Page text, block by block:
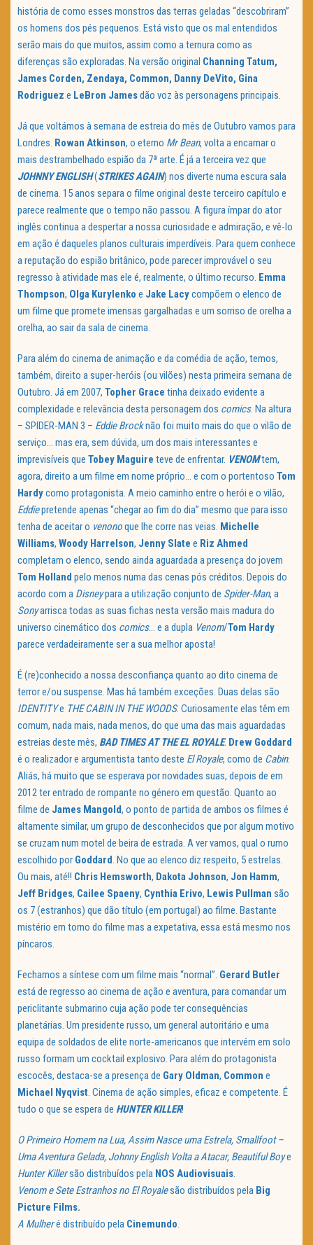
história de como esses monstros das terras geladas “descobriram”
os homens dos pés pequenos. Está visto que os mal entendidos
serão mais do que muitos, assim como a ternura como as
diferenças são exploradas. Na versão original Channing Tatum,
James Corden, Zendaya, Common, Danny DeVito, Gina
Rodriguez e LeBron Jamesdão voz às personagens principais.
Já que voltámos à semana de estreia do mês de Outubro vamos para
Londres. Rowan Atkinson, o eterno Mr Bean, volta a encarnar o
mais destrambelhado espião da 7ª arte. É já a terceira vez que
JOHNNY ENGLISH(STRIKES AGAIN) nos diverte numa escura sala
de cinema. 15 anos separa o filme original deste terceiro capítulo e
parece realmente que o tempo não passou. A figura ímpar do ator
inglês continua a despertar a nossa curiosidade e admiração, e vê-lo
em ação é daqueles planos culturais imperdíveis. Para quem conhece
a reputação do espião britânico, pode parecer improvável o seu
regresso à atividade mas ele é, realmente, o último recurso. Emma
Thompson, Olga Kurylenko e Jake Lacycompõem o elenco de
um filme que promete imensas gargalhadas e um sorriso de orelha a
orelha, ao sair da sala de cinema.
Para além do cinema de animação e da comédia de ação, temos,
também, direito a super-heróis (ou vilões) nesta primeira semana de
Outubro. Já em 2007, Topher Grace tinha deixado evidente a
complexidade e relevância desta personagem dos comics. Na altura
– SPIDER-MAN 3 – Eddie Brocknão foi muito mais do que o vilão de
serviço… mas era, sem dúvida, um dos mais interessantes e
imprevisíveis que Tobey Maguire teve de enfrentar. VENOMtem,
agora, direito a um filme em nome próprio… e com o portentoso Tom
Hardycomo protagonista. A meio caminho entre o herói e o vilão,
Eddiepretende apenas “chegar ao fim do dia” mesmo que para isso
tenha de aceitar o venonoque lhe corre nas veias. Michelle
Williams, Woody Harrelson, Jenny Slate e Riz Ahmed
completam o elenco, sendo ainda aguardada a presença do jovem
Tom Holland pelo menos numa das cenas pós créditos. Depois do
acordo com a Disneypara a utilização conjunto de Spider-Man, a
Sonyarrisca todas as suas fichas nesta versão mais madura do
universo cinemático dos comics… e a dupla Venom/Tom Hardy
parece verdadeiramente ser a sua melhor aposta!
É (re)conhecido a nossa desconfiança quanto ao dito cinema de
terror e/ou suspense. Mas há também exceções. Duas delas são
IDENTITYe THE CABIN IN THE WOODS. Curiosamente elas têm em
comum, nada mais, nada menos, do que uma das mais aguardadas
estreias deste mês, BAD TIMES AT THE EL ROYALE. Drew Goddard
é o realizador e argumentista tanto deste El Royale, como de Cabin.
Aliás, há muito que se esperava por novidades suas, depois de em
2012 ter entrado de rompante no género em questão. Quanto ao
filme de James Mangold, o ponto de partida de ambos os filmes é
altamente similar, um grupo de desconhecidos que por algum motivo
se cruzam num motel de beira de estrada. A ver vamos, qual o rumo
escolhido por Goddard. No que ao elenco diz respeito, 5 estrelas.
Ou mais, até!! Chris Hemsworth, Dakota Johnson, Jon Hamm,
Jeff Bridges, Cailee Spaeny, Cynthia Erivo, Lewis Pullman são
os 7 (estranhos) que dão título (em portugal) ao filme. Bastante
mistério em torno do filme mas a expetativa, essa está mesmo nos
píncaros.
Fechamos a síntese com um filme mais “normal”. Gerard Butler
está de regresso ao cinema de ação e aventura, para comandar um
periclitante submarino cuja ação pode ter consequências
planetárias. Um presidente russo, um general autoritário e uma
equipa de soldados de elite norte-americanos que intervém em solo
russo formam um cocktail explosivo. Para além do protagonista
escocês, destaca-se a presença de Gary Oldman, Common e
Michael Nyqvist. Cinema de ação simples, eficaz e competente. É
tudo o que se espera de HUNTER KILLER!
O Primeiro Homem na Lua, Assim Nasce uma Estrela, Smallfoot –
Uma Aventura Gelada, Johnny English Volta a Atacar, Beautiful Boye
Hunter Killersão distribuídos pela NOS Audiovisuais.
Venom e Sete Estranhos no El Royalesão distribuídos pela Big
Picture Films.
A Mulheré distribuído pela Cinemundo.